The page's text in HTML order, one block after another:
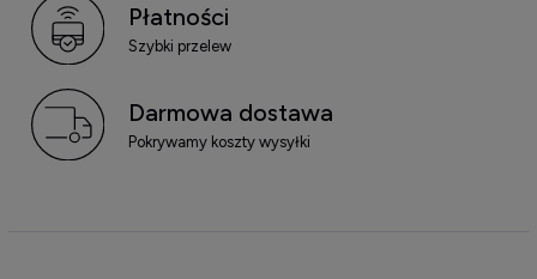
Płatności
Szybki przelew
Darmowa dostawa
Pokrywamy koszty wysyłki